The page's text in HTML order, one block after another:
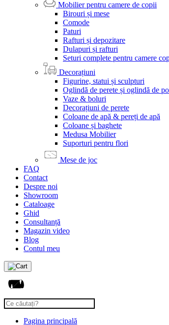
Mobilier pentru camere de copii
Birouri și mese
Comode
Paturi
Rafturi și depozitare
Dulapuri și rafturi
Seturi complete pentru camere
Decorațiuni
Figurine, statui și sculpturi
Oglindă de perete și oglindă de
Vaze & boluri
Decorațiuni de perete
Coloane de apă & pereți de apă
Coloane și baghete
Medusa Mobilier
Suporturi pentru flori
Mese de joc
FAQ
Contact
Despre noi
Showroom
Cataloage
Ghid
Consultanță
Magazin video
Blog
Contul meu
Pagina principală